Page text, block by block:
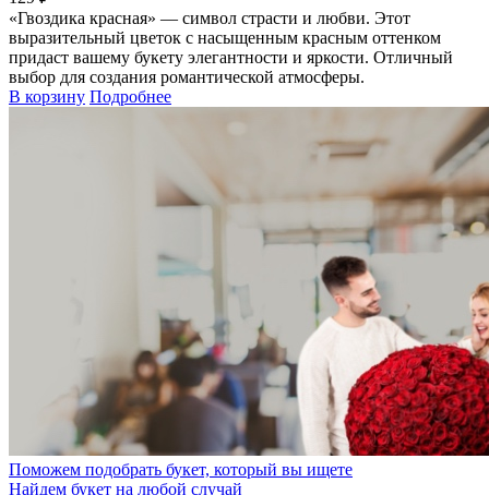
«Гвоздика красная» — символ страсти и любви. Этот
выразительный цветок с насыщенным красным оттенком
придаст вашему букету элегантности и яркости. Отличный
выбор для создания романтической атмосферы.
В корзину Подробнее
Поможем подобрать букет, который вы ищете
Найдем букет на любой случай